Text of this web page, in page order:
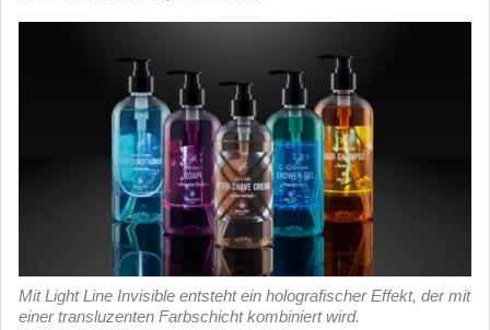
Mit Light Line Invisible entsteht ein holografischer Effekt, der mit
einer transluzenten Farbschicht kombiniert wird.